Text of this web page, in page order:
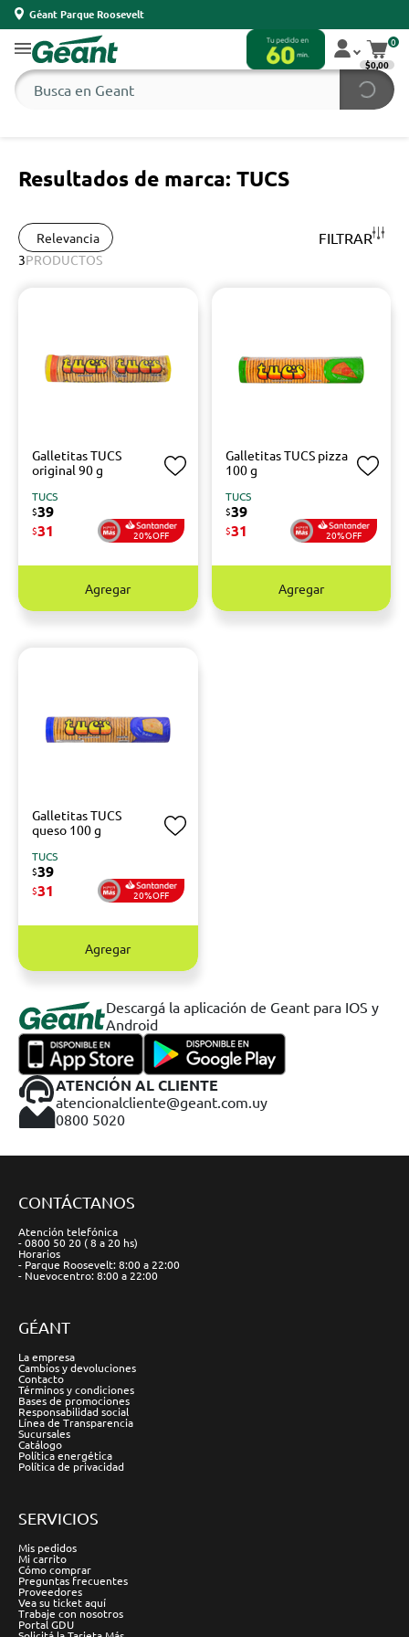
Géant Parque Roosevelt
0
$0,00
Resultados de marca: TUCS
Relevancia FILTRAR
3PRODUCTOS
Galletitas TUCS
original 90 g
TUCS
$39
$31 20%OFF
Agregar
Galletitas TUCS pizza
100 g
TUCS
$39
$31 20%OFF
Agregar
Galletitas TUCS
queso 100 g
TUCS
$39
$31 20%OFF
Agregar
Descargá la aplicación de Geant para IOS y
Android
ATENCIÓN AL CLIENTE
atencionalcliente@geant.com.uy
0800 5020
CONTÁCTANOS
Atención telefónica
- 0800 50 20 ( 8 a 20 hs)
Horarios
- Parque Roosevelt: 8:00 a 22:00
- Nuevocentro: 8:00 a 22:00
GÉANT
La empresa
Cambios y devoluciones
Contacto
Términos y condiciones
Bases de promociones
Responsabilidad social
Línea de Transparencia
Sucursales
Catálogo
Política energética
Política de privacidad
SERVICIOS
Mis pedidos
Mi carrito
Cómo comprar
Preguntas frecuentes
Proveedores
Vea su ticket aquí
Trabaje con nosotros
Portal GDU